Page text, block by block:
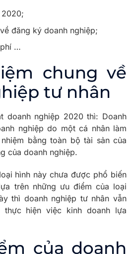
2020;
đăng ký doanh nghiệp;
…
chung về
tư nhân
doanh nghiệp 2020 thì: Doanh
nghiệp do một cá nhân làm
bằng toàn bộ tài sản của
của doanh nghiệp.
hình này chưa được phổ biến
trên những ưu điểm của loại
thì doanh nghiệp tư nhân vẫn
thực hiện việc kinh doanh lựa
của doanh